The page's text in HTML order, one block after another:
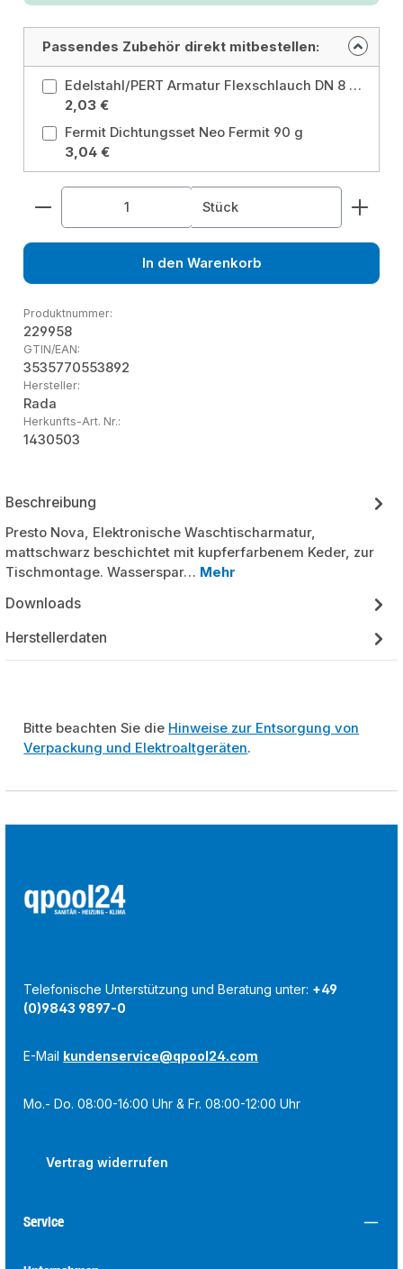
Passendes Zubehör direkt mitbestellen:
Edelstahl/PERT Armatur Flexschlauch DN 8 - 300 mm mit 2 x 3/8" IG, Überwurfmutter IG x IG DVGW Panzerschlauch Größe: 300 mm
2,03 €
Fermit Dichtungsset Neo Fermit 90 g
3,04 €
Produkt Anzahl: Gib den gewünschten Wert
Stück
In den Warenkorb
Produktnummer:
229958
GTIN/EAN:
3535770553892
Hersteller:
Rada
Herkunfts-Art. Nr.:
1430503
Beschreibung
Presto Nova, Elektronische Waschtischarmatur,
mattschwarz beschichtet mit kupferfarbenem Keder, zur
Tischmontage. Wasserspar… Mehr
Downloads
Herstellerdaten
Bitte beachten Sie die Hinweise zur Entsorgung von
Verpackung und Elektroaltgeräten.
Telefonische Unterstützung und Beratung unter: +49
(0)9843 9897-0
E-Mail kundenservice@qpool24.com
Mo.- Do. 08:00-16:00 Uhr & Fr. 08:00-12:00 Uhr
Vertrag widerrufen
Service